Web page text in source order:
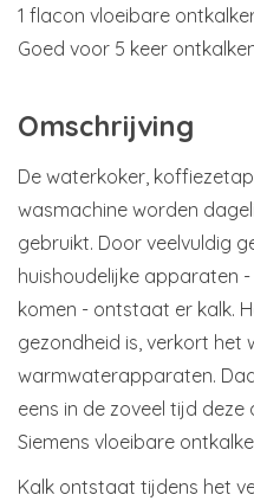
1 flacon vloeibare
Goed voor 5 keer
Omschrijving
De waterkoker,
wasmachine worden
gebruikt. Door veelvuldig
huishoudelijke apparaten
komen - ontstaat er kalk.
gezondheid is, verkort het
warmwaterapparaten.
eens in de zoveel tijd
Siemens vloeibare
Kalk ontstaat tijdens het